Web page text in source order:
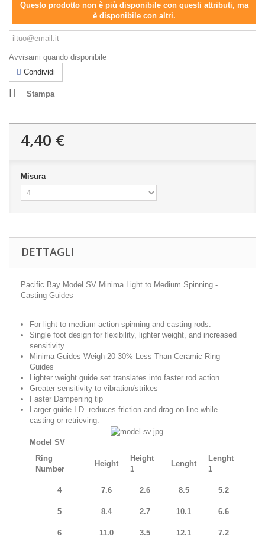
Questo prodotto non è più disponibile con questi attributi, ma
è disponibile con altri.
Avvisami quando disponibile
Condividi
Stampa
4,40 €
Misura
DETTAGLI
Pacific Bay Model SV Minima Light to Medium Spinning -
Casting Guides
For light to medium action spinning and casting rods.
Single foot design for flexibility, lighter weight, and increased
sensitivity.
Minima Guides Weigh 20-30% Less Than Ceramic Ring
Guides
Lighter weight guide set translates into faster rod action.
Greater sensitivity to vibration/strikes
Faster Dampening tip
Larger guide I.D. reduces friction and drag on line while
casting or retrieving.
Model SV
Ring
Number
Height
Height
1
Lenght
Lenght
1
4 7.6 2.6 8.5 5.2
5 8.4 2.7 10.1 6.6
6 11.0 3.5 12.1 7.2